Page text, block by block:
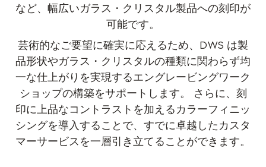
など、幅広いガラス・クリスタル製品への刻印が
可能です。
芸術的なご要望に確実に応えるため、DWS は製
品形状やガラス・クリスタルの種類に関わらず均
一な仕上がりを実現するエングレービングワーク
ショップの構築をサポートします。 さらに、刻
印に上品なコントラストを加えるカラーフィニッ
シングを導入することで、すでに卓越したカスタ
マーサービスを一層引き立てることができます。